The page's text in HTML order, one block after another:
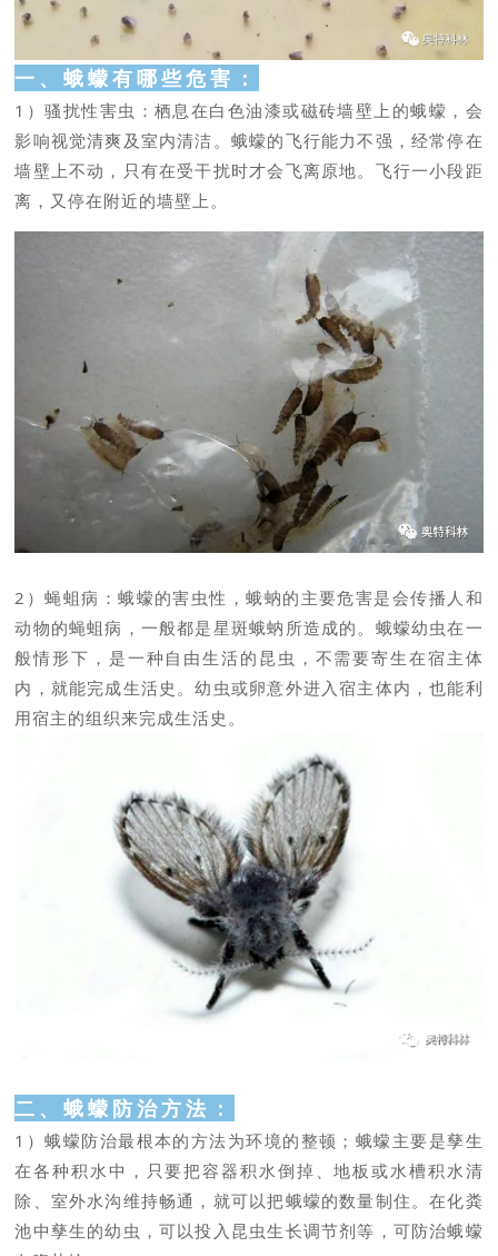
一、蛾蠓有哪些危害：
1）骚扰性害虫：栖息在白色油漆或磁砖墙壁上的蛾蠓，会
影响视觉清爽及室内清洁。蛾蠓的飞行能力不强，经常停在
墙壁上不动，只有在受干扰时才会飞离原地。飞行一小段距
离，又停在附近的墙壁上。
2）蝇蛆病：蛾蠓的害虫性，蛾蚋的主要危害是会传播人和
动物的蝇蛆病，一般都是星斑蛾蚋所造成的。蛾蠓幼虫在一
般情形下，是一种自由生活的昆虫，不需要寄生在宿主体
内，就能完成生活史。幼虫或卵意外进入宿主体内，也能利
用宿主的组织来完成生活史。
二、蛾蠓防治方法：
1）蛾蠓防治最根本的方法为环境的整顿；蛾蠓主要是孳生
在各种积水中，只要把容器积水倒掉、地板或水槽积水清
除、室外水沟维持畅通，就可以把蛾蠓的数量制住。在化粪
池中孳生的幼虫，可以投入昆虫生长调节剂等，可防治蛾蠓